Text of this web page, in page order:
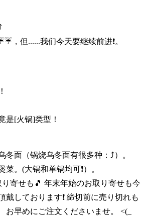
，但......我们今天要继续前进❗。
是[火锅]类型！
冬面（锅烧乌冬面有很多种：⤴️）。
。(大锅和单锅均可❗）。
寄せも🎵 年末年始のお取り寄せも今
戴しております❗ 締切前に売り切れも
早めにご注文くださいませ。 <(_